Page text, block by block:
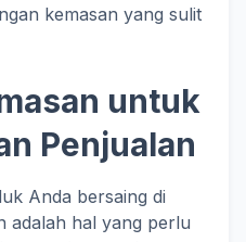
kemasan yang sulit
untuk
Penjualan
Anda bersaing di
adalah hal yang perlu